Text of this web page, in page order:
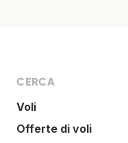
CERCA
Voli
Offerte di voli